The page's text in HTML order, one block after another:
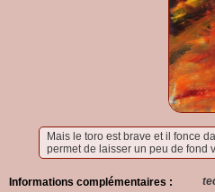
Mais le toro est brave et il fonce
permet de laisser un peu de fond
Informations complémentaires :